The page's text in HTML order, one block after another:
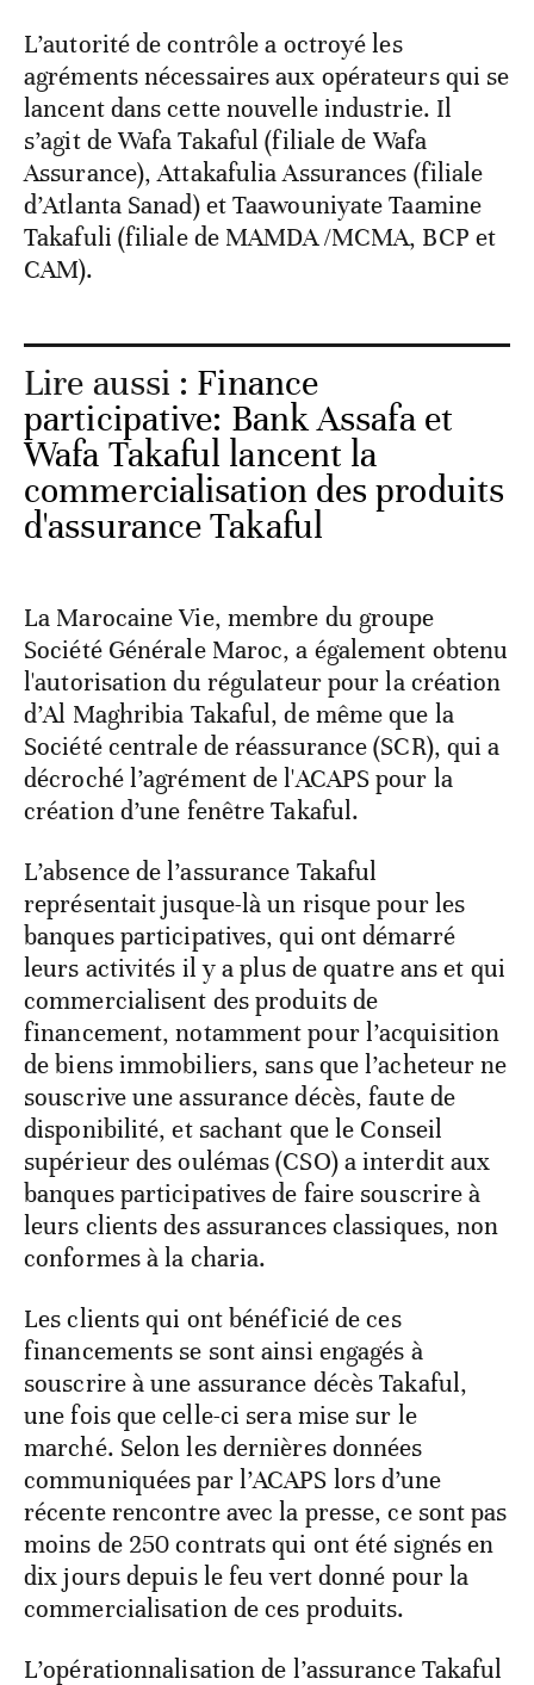
L’autorité de contrôle a octroyé les
agréments nécessaires aux opérateurs qui se
lancent dans cette nouvelle industrie. Il
s’agit de Wafa Takaful (filiale de Wafa
Assurance), Attakafulia Assurances (filiale
d’Atlanta Sanad) et Taawouniyate Taamine
Takafuli (filiale de MAMDA /MCMA, BCP et
CAM).
Lire aussi : Finance
participative: Bank Assafa et
Wafa Takaful lancent la
commercialisation des produits
d'assurance Takaful
La Marocaine Vie, membre du groupe
Société Générale Maroc, a également obtenu
l'autorisation du régulateur pour la création
d’Al Maghribia Takaful, de même que la
Société centrale de réassurance (SCR), qui a
décroché l’agrément de l'ACAPS pour la
création d’une fenêtre Takaful.
L’absence de l’assurance Takaful
représentait jusque-là un risque pour les
banques participatives, qui ont démarré
leurs activités il y a plus de quatre ans et qui
commercialisent des produits de
financement, notamment pour l’acquisition
de biens immobiliers, sans que l’acheteur ne
souscrive une assurance décès, faute de
disponibilité, et sachant que le Conseil
supérieur des oulémas (CSO) a interdit aux
banques participatives de faire souscrire à
leurs clients des assurances classiques, non
conformes à la charia.
Les clients qui ont bénéficié de ces
financements se sont ainsi engagés à
souscrire à une assurance décès Takaful,
une fois que celle-ci sera mise sur le
marché. Selon les dernières données
communiquées par l’ACAPS lors d’une
récente rencontre avec la presse, ce sont pas
moins de 250 contrats qui ont été signés en
dix jours depuis le feu vert donné pour la
commercialisation de ces produits.
L’opérationnalisation de l’assurance Takaful